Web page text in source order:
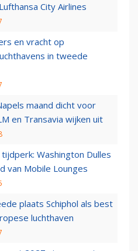
City Airlines
en vracht op
in tweede
maand dicht voor
en Transavia wijken uit
Washington Dulles
van Mobile Lounges
plaats Schiphol als best
luchthaven